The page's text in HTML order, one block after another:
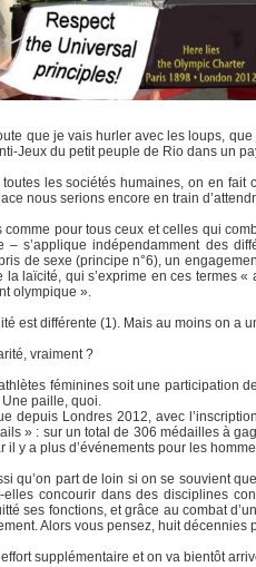
que je vais hurler avec les loups,
Jeux du petit peuple de Rio dans un
toutes les sociétés humaines, on en
nous serions encore en train
comme pour tous ceux et celles qui
– s’applique indépendamment des
de sexe (principe n°6), un
la laïcité, qui s’exprime en ces termes
olympique ».
est différente (1). Mais au moins on a
vraiment ?
féminines soit une participation
Une paille, quoi.
depuis Londres 2012, avec
» : sur un total de 306 médailles à
il y a plus d’événements pour les
qu’on part de loin si on se souvient
elles concourir dans des disciplines
ses fonctions, et grâce au combat
Alors vous pensez, huit décennies
supplémentaire et on va bientôt